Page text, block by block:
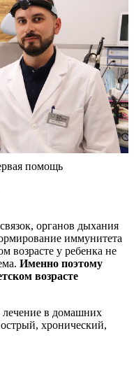
помощь
органов дыхания
иммунитета
возрасте у ребенка не
Именно поэтому
возрасте